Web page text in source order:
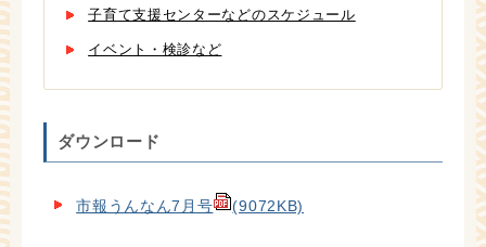
子育て支援センターなどのスケジュール
イベント・検診など
ダウンロード
市報うんなん7月号 (9072KB)